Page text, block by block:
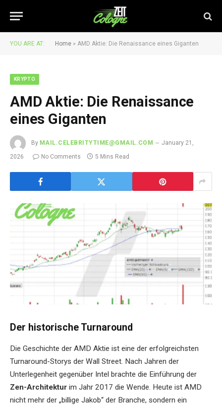
YOU ARE AT: Home » AMD Aktie: Die Renaissance eines Giganten
KRYPTO
AMD Aktie: Die Renaissance
eines Giganten
By MAIL.CELEBRITYTIME@GMAIL.COM
January 21,
2026
No Comments 5 Mins Read
Der historische Turnaround
Die Geschichte der AMD Aktie ist eine der erfolgreichsten
Turnaround-Storys der Wall Street. Nach Jahren der
Unterlegenheit gegenüber Intel brachte die Einführung der
Zen-Architektur im Jahr 2017 die Wende. Heute ist AMD
nicht mehr der „billige Jakob“ der Branche, sondern ein